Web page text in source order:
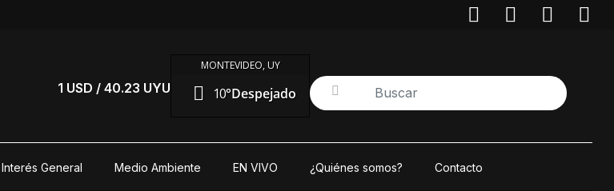
1 USD / 40.23 UYU
MONTEVIDEO, UY
10°Despejado
Interés General Medio Ambiente EN VIVO ¿Quiénes somos? Contacto